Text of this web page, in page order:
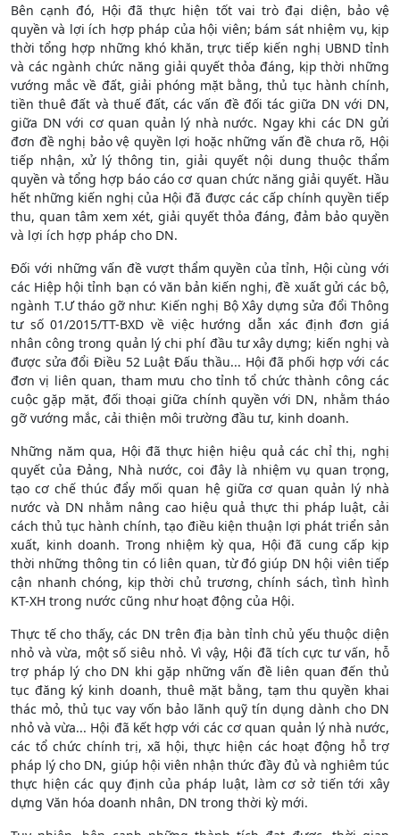
Bên cạnh đó, Hội đã thực hiện tốt vai trò đại diện, bảo vệ
quyền và lợi ích hợp pháp của hội viên; bám sát nhiệm vụ, kịp
thời tổng hợp những khó khăn, trực tiếp kiến nghị UBND tỉnh
và các ngành chức năng giải quyết thỏa đáng, kịp thời những
vướng mắc về đất, giải phóng mặt bằng, thủ tục hành chính,
tiền thuê đất và thuế đất, các vấn đề đối tác giữa DN với DN,
giữa DN với cơ quan quản lý nhà nước. Ngay khi các DN gửi
đơn đề nghị bảo vệ quyền lợi hoặc những vấn đề chưa rõ, Hội
tiếp nhận, xử lý thông tin, giải quyết nội dung thuộc thẩm
quyền và tổng hợp báo cáo cơ quan chức năng giải quyết. Hầu
hết những kiến nghị của Hội đã được các cấp chính quyền tiếp
thu, quan tâm xem xét, giải quyết thỏa đáng, đảm bảo quyền
và lợi ích hợp pháp cho DN.
Đối với những vấn đề vượt thẩm quyền của tỉnh, Hội cùng với
các Hiệp hội tỉnh bạn có văn bản kiến nghị, đề xuất gửi các bộ,
ngành T.Ư tháo gỡ như: Kiến nghị Bộ Xây dựng sửa đổi Thông
tư số 01/2015/TT-BXD về việc hướng dẫn xác định đơn giá
nhân công trong quản lý chi phí đầu tư xây dựng; kiến nghị và
được sửa đổi Điều 52 Luật Đấu thầu... Hội đã phối hợp với các
đơn vị liên quan, tham mưu cho tỉnh tổ chức thành công các
cuộc gặp mặt, đối thoại giữa chính quyền với DN, nhằm tháo
gỡ vướng mắc, cải thiện môi trường đầu tư, kinh doanh.
Những năm qua, Hội đã thực hiện hiệu quả các chỉ thị, nghị
quyết của Đảng, Nhà nước, coi đây là nhiệm vụ quan trọng,
tạo cơ chế thúc đẩy mối quan hệ giữa cơ quan quản lý nhà
nước và DN nhằm nâng cao hiệu quả thực thi pháp luật, cải
cách thủ tục hành chính, tạo điều kiện thuận lợi phát triển sản
xuất, kinh doanh. Trong nhiệm kỳ qua, Hội đã cung cấp kịp
thời những thông tin có liên quan, từ đó giúp DN hội viên tiếp
cận nhanh chóng, kịp thời chủ trương, chính sách, tình hình
KT-XH trong nước cũng như hoạt động của Hội.
Thực tế cho thấy, các DN trên địa bàn tỉnh chủ yếu thuộc diện
nhỏ và vừa, một số siêu nhỏ. Vì vậy, Hội đã tích cực tư vấn, hỗ
trợ pháp lý cho DN khi gặp những vấn đề liên quan đến thủ
tục đăng ký kinh doanh, thuê mặt bằng, tạm thu quyền khai
thác mỏ, thủ tục vay vốn bảo lãnh quỹ tín dụng dành cho DN
nhỏ và vừa... Hội đã kết hợp với các cơ quan quản lý nhà nước,
các tổ chức chính trị, xã hội, thực hiện các hoạt động hỗ trợ
pháp lý cho DN, giúp hội viên nhận thức đầy đủ và nghiêm túc
thực hiện các quy định của pháp luật, làm cơ sở tiến tới xây
dựng Văn hóa doanh nhân, DN trong thời kỳ mới.